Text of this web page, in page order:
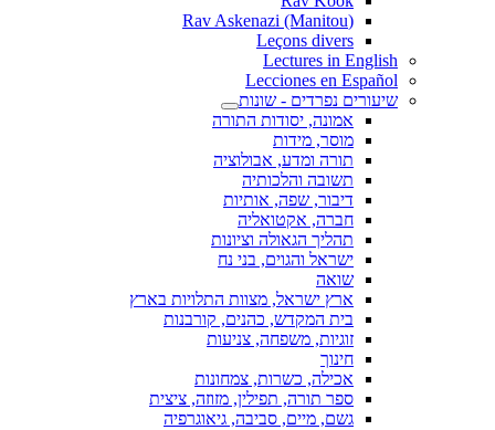
(Rav Askenazi (Manitou
Leçons divers
Lectures in English
Lecciones en Español
שיעורים נפרדים - שונות
אמונה, יסודות התורה
מוסר, מידות
תורה ומדע, אבולוציה
תשובה והלכותיה
דיבור, שפה, אותיות
חברה, אקטואליה
תהליך הגאולה וציונות
ישראל והגוים, בני נח
שואה
ארץ ישראל, מצוות התלויות בארץ
בית המקדש, כהנים, קורבנות
זוגיות, משפחה, צניעות
חינוך
אכילה, כשרות, צמחונות
ספר תורה, תפילין, מזוזה, ציצית
גשם, מיים, סביבה, גיאוגרפיה